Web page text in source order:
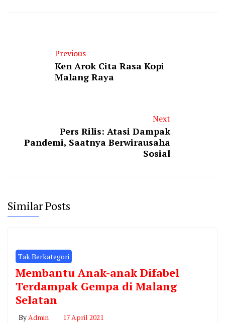
Previous
Ken Arok Cita Rasa Kopi
Malang Raya
Next
Pers Rilis: Atasi Dampak
Pandemi, Saatnya Berwirausaha
Sosial
Similar Posts
Tak Berkategori
Membantu Anak-anak Difabel
Terdampak Gempa di Malang
Selatan
ByAdmin 17 April 2021